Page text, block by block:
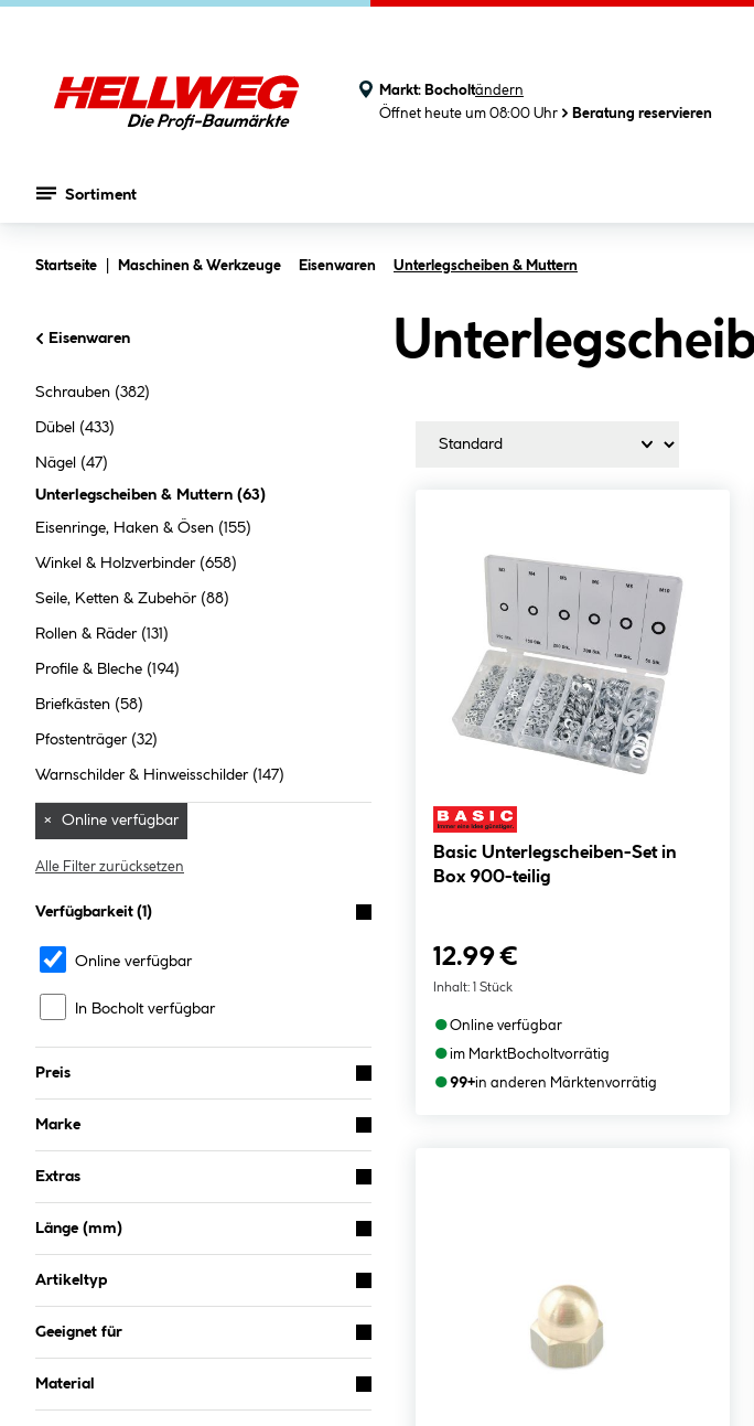
Markt: Bocholtändern
Öffnet heute um 08:00 Uhr
Beratung reservieren
Sortiment
Startseite Maschinen & Werkzeuge Eisenwaren Unterlegscheiben & Muttern
Eisenwaren
Schrauben (382)
Dübel (433)
Nägel (47)
Unterlegscheiben & Muttern (63)
Eisenringe, Haken & Ösen (155)
Winkel & Holzverbinder (658)
Seile, Ketten & Zubehör (88)
Rollen & Räder (131)
Profile & Bleche (194)
Briefkästen (58)
Pfostenträger (32)
Warnschilder & Hinweisschilder (147)
Online verfügbar
×
Alle Filter zurücksetzen
Verfügbarkeit (1)
Online verfügbar
In Bocholt verfügbar
Preis
Marke
Extras
Länge (mm)
Artikeltyp
Geeignet für
Material
Basic Unterlegscheiben-Set in
Box 900-teilig
12.99 €
Inhalt: 1 Stück
●Online verfügbar
●im MarktBocholtvorrätig
●99+in anderen Märktenvorrätig